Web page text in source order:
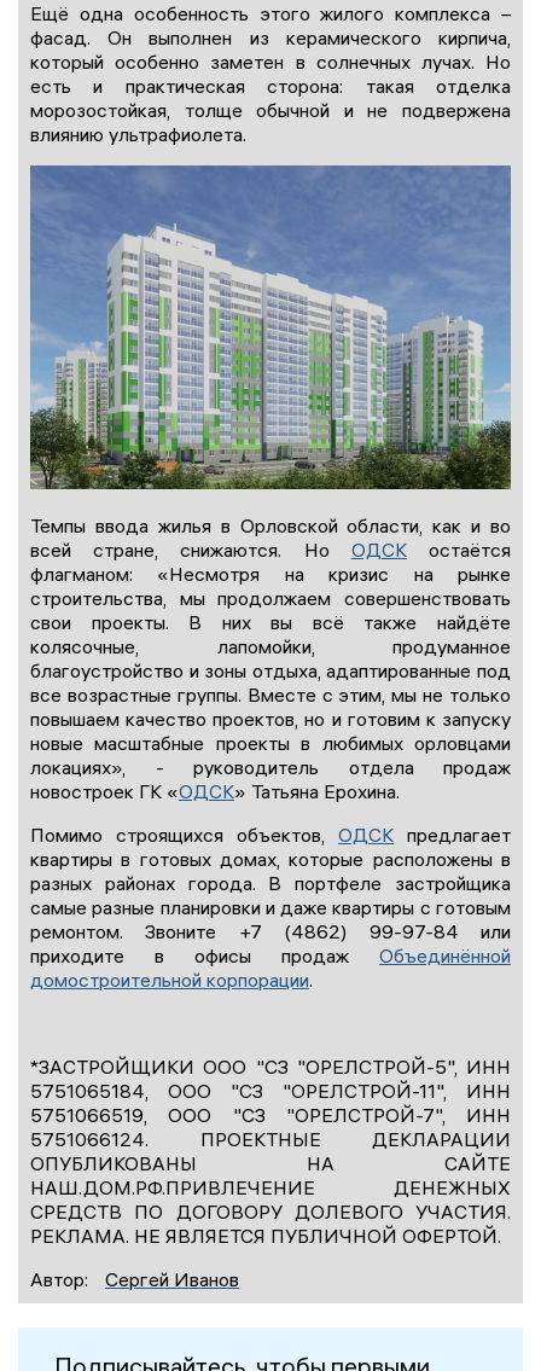
Ещё одна особенность этого жилого комплекса –
фасад. Он выполнен из керамического кирпича,
который особенно заметен в солнечных лучах. Но
есть и практическая сторона: такая отделка
морозостойкая, толще обычной и не подвержена
влиянию ультрафиолета.
Темпы ввода жилья в Орловской области, как и во
всей стране, снижаются. Но ОДСКостаётся
флагманом: «Несмотря на кризис на рынке
строительства, мы продолжаем совершенствовать
свои проекты. В них вы всё также найдёте
колясочные, лапомойки, продуманное
благоустройство и зоны отдыха, адаптированные под
все возрастные группы. Вместе с этим, мы не только
повышаем качество проектов, но и готовим к запуску
новые масштабные проекты в любимых орловцами
локациях», - руководитель отдела продаж
новостроек ГК «ОДСК» Татьяна Ерохина.
Помимо строящихся объектов, ОДСК предлагает
квартиры в готовых домах, которые расположены в
разных районах города. В портфеле застройщика
самые разные планировки и даже квартиры с готовым
ремонтом. Звоните +7 (4862) 99-97-84 или
приходите в офисы продаж Объединённой
домостроительной корпорации.
*ЗАСТРОЙЩИКИ ООО "СЗ "ОРЕЛСТРОЙ-5", ИНН
5751065184, ООО "СЗ "ОРЕЛСТРОЙ-11", ИНН
5751066519, ООО "СЗ "ОРЕЛСТРОЙ-7", ИНН
5751066124. ПРОЕКТНЫЕ ДЕКЛАРАЦИИ
ОПУБЛИКОВАНЫ НА САЙТЕ
НАШ.ДОМ.РФ.ПРИВЛЕЧЕНИЕ ДЕНЕЖНЫХ
СРЕДСТВ ПО ДОГОВОРУ ДОЛЕВОГО УЧАСТИЯ.
РЕКЛАМА. НЕ ЯВЛЯЕТСЯ ПУБЛИЧНОЙ ОФЕРТОЙ.
Автор:
Сергей Иванов